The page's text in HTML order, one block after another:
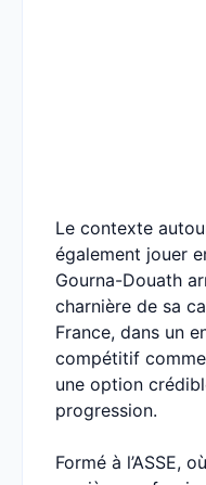
Le contexte
également jouer
Gourna-Douath
charnière de sa
France, dans un
compétitif
une option
progression.
Formé à l’ASSE,